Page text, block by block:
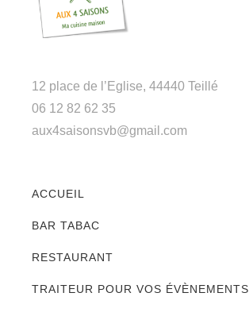
12 place de l’Eglise, 44440 Teillé
06 12 82 62 35
aux4saisonsvb@gmail.com
ACCUEIL
BAR TABAC
RESTAURANT
TRAITEUR POUR VOS ÉVÈNEMENTS